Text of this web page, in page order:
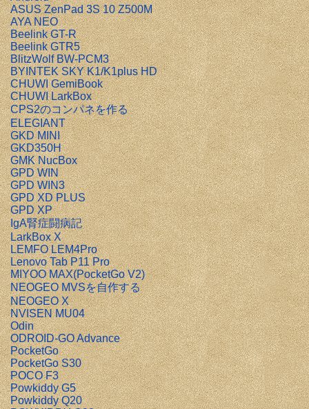
ASUS ZenPad 3S 10 Z500M
AYA NEO
Beelink GT-R
Beelink GTR5
BlitzWolf BW-PCM3
BYINTEK SKY K1/K1plus HD
CHUWI GemiBook
CHUWI LarkBox
CPS2のコンパネを作る
ELEGIANT
GKD MINI
GKD350H
GMK NucBox
GPD WIN
GPD WIN3
GPD XD PLUS
GPD XP
IgA腎症闘病記
LarkBox X
LEMFO LEM4Pro
Lenovo Tab P11 Pro
MIYOO MAX(PocketGo V2)
NEOGEO MVSを自作する
NEOGEO X
NVISEN MU04
Odin
ODROID-GO Advance
PocketGo
PocketGo S30
POCO F3
Powkiddy G5
Powkiddy Q20